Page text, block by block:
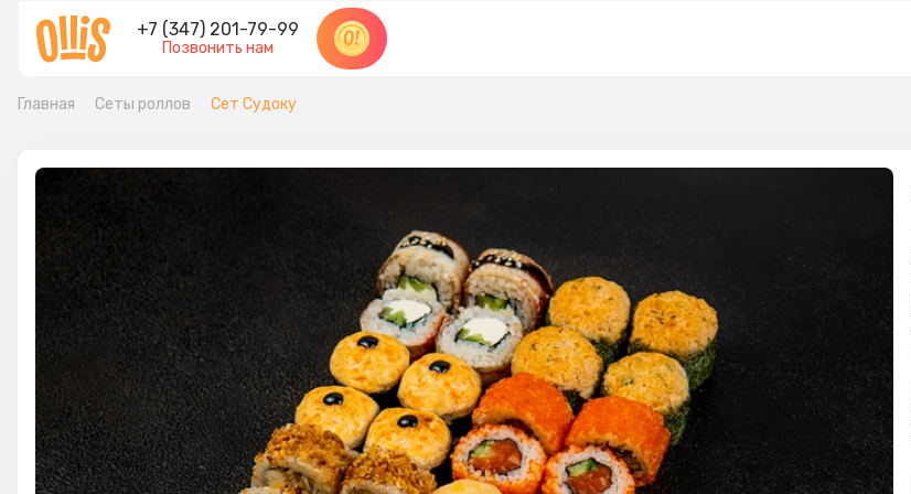
+7 (347) 201-79-99
Позвонить нам
Главная Сеты роллов Сет Судоку